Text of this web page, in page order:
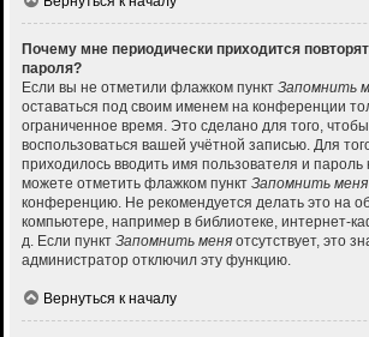
Почему мне периодически приходится
пароля?
Если вы не отметили флажком пункт Запомнить
оставаться под своим именем на конференции
ограниченное время. Это сделано для того,
воспользоваться вашей учётной записью. Для
приходилось вводить имя пользователя и
можете отметить флажком пункт Запомнить меня
конференцию. Не рекомендуется делать это на
компьютере, например в библиотеке, интернет-
д. Если пункт Запомнить меня отсутствует, это
администратор отключил эту функцию.
Вернуться к началу